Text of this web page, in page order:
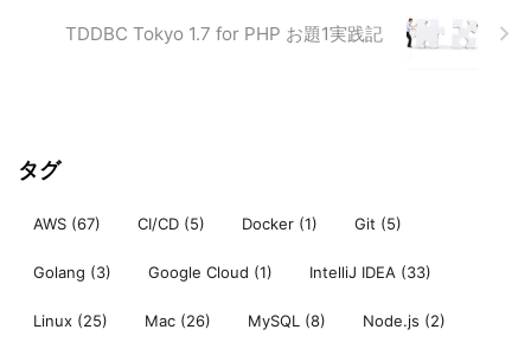
TDDBC Tokyo 1.7 for PHP お題1実践記
タグ
AWS (67) CI/CD (5) Docker (1) Git (5)
Golang (3) Google Cloud (1) IntelliJ IDEA (33)
Linux (25) Mac (26) MySQL (8) Node.js (2)